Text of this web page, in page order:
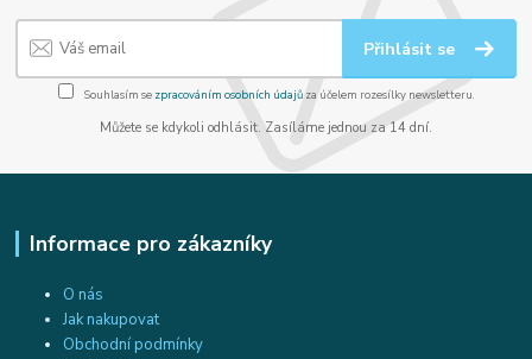
Přihlásit se
Souhlasím se zpracováním osobních údajůza účelem rozesílky newsletteru.
Můžete se kdykoli odhlásit. Zasíláme jednou za 14 dní.
Informace pro zákazníky
O nás
Jak nakupovat
Obchodní podmínky